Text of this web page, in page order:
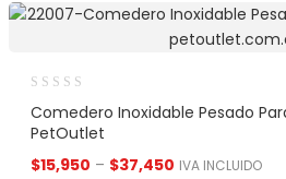
Comedero Inoxidable Pesado
PetOutlet
$15,950 – $37,450 IVA INCLUIDO